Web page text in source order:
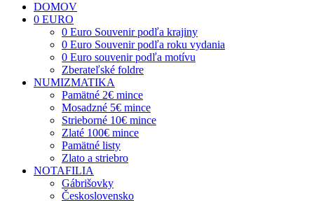
DOMOV
0 EURO
0 Euro Souvenir podľa krajiny
0 Euro Souvenir podľa roku vydania
0 Euro souvenir podľa motívu
Zberateľské foldre
NUMIZMATIKA
Pamätné 2€ mince
Mosadzné 5€ mince
Strieborné 10€ mince
Zlaté 100€ mince
Pamätné listy
Zlato a striebro
NOTAFILIA
Gábrišovky
Československo